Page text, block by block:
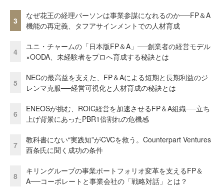
3
なぜ花王の経理パーソンは事業参謀になれるのか──FP＆A
機能の再定義、タフアサインメントでの人材育成
4
ユニ・チャームの「日本版FP＆A」──創業者の経営モデル
×OODA、未経験者をプロへ育成する秘訣とは
5
NECの最高益を支えた、FP＆Aによる短期と長期利益のジ
レンマ克服──経営可視化と人材育成の秘訣とは
6
ENEOSが挑む、ROIC経営を加速させるFP＆A組織──立ち
上げ背景にあったPBR1倍割れの危機感
7
教科書にない“実践知”がCVCを救う。Counterpart Ventures
西条氏に聞く成功の条件
8
キリングループの事業ポートフォリオ変革を支えるFP＆
A──コーポレートと事業会社の「戦略対話」とは？